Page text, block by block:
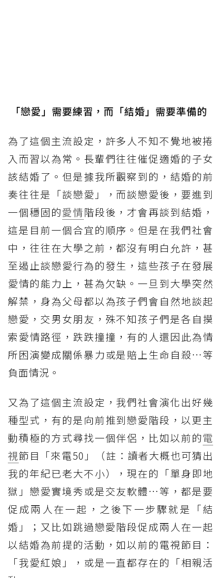
「戀愛」需要練習，而「結婚」需要準備的
為了這個主流設定，許多人不知不覺地被捲
入而習以為常。長輩們往往催促適婚的子女
該結婚了。但是據我所觀察到的，結婚的前
奏往往是「談戀愛」，而談戀愛後，要進到
一個穩固的愛情階段後，才會再談到結婚，
這是目前一個合宜的順序。但是在我們社會
中，往往在大學之前，都沒有明白允許，甚
至遏止談戀愛行為的發生，這些孩子在發展
愛情的能力上，甚為欠缺。一旦到大學突然
解禁，身為父母都以為孩子們會自然地談起
戀愛，交男女朋友，殊不知孩子們是各自摸
索愛情路徑，跌跌撞撞，有的人還因此為情
所困演變成關係暴力或是賠上生命自殺⋯等
負面情況。
又為了這個主流設定，我們社會演化出好幾
種型式，有的是向前推到戀愛階段，以更主
動積極的方式尋找一個伴侶，比如以前的電
視節目「來電50」（註：讀者大概也可猜出
我的年紀已老大不小），現在的「單身即地
獄」戀愛實境秀或是交友軟體⋯等，都是要
促成兩人在一起，之後下一步驟就是「結
婚」；又比如跳過戀愛階段促成兩人在一起
以結婚為前提的活動，如以前的電視節目：
「我愛紅娘」，或是一直都存在的「相親活